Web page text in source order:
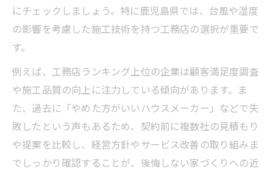
にチェックしましょう。特に鹿児島県では、台風や湿度
の影響を考慮した施工技術を持つ工務店の選択が重要で
す。
例えば、工務店ランキング上位の企業は顧客満足度調査
や施工品質の向上に注力している傾向があります。ま
た、過去に「やめた方がいいハウスメーカー」などで失
敗したという声もあるため、契約前に複数社の見積もり
や提案を比較し、経営方針やサービス改善の取り組みま
でしっかり確認することが、後悔しない家づくりへの近